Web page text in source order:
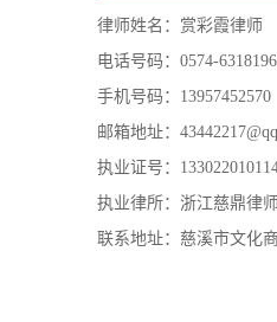
律师姓名：赏彩霞律师
电话号码：0574-
手机号码：13957452570
邮箱地址：
执业证号：
执业律所：浙江慈鼎律
联系地址：慈溪市文化